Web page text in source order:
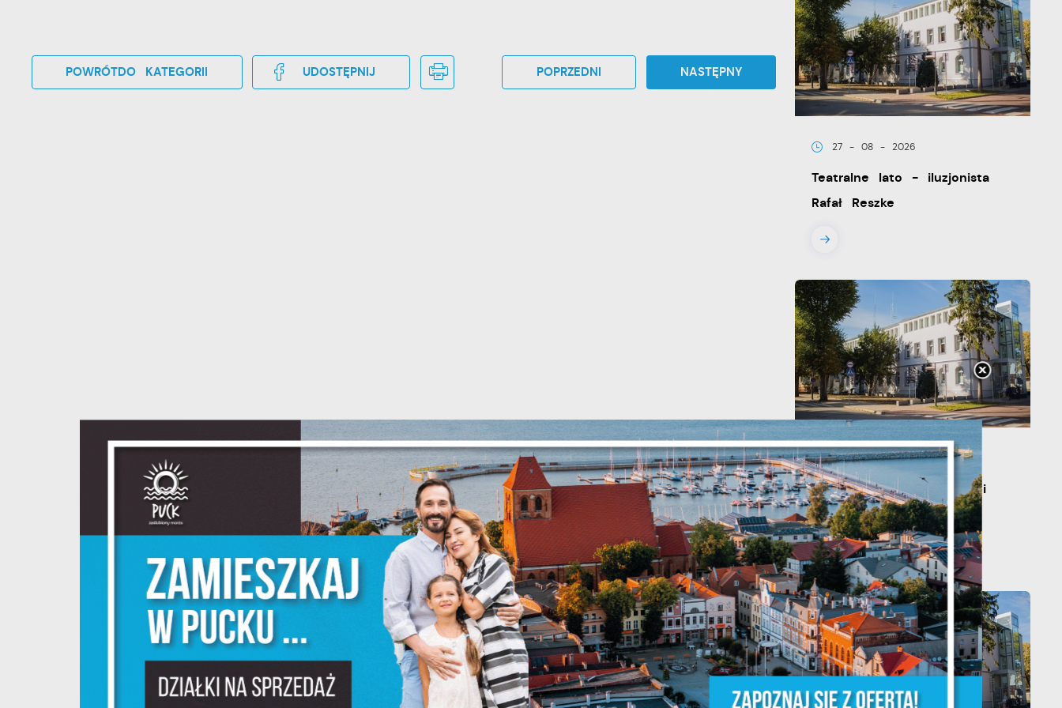
POWRÓTDO KATEGORII UDOSTĘPNIJ POPRZEDNI NASTĘPNY
27 - 08 - 2026
Teatralne lato - iluzjonista
Rafał Reszke
20 - 08 - 2026
Teatralne lato - Zdrowo i
kolorowo
Ustawienia
Szanujemy Twoją prywatność. Możesz zmienić ustawienia cookies lub
zaakceptować je wszystkie. W dowolnym momencie możesz dokonać zmiany
swoich ustawień.
Niezbędne
Niezbędne pliki cookies służą do prawidłowego funkcjonowania strony
internetowej i umożliwiają Ci komfortowe korzystanie z oferowanych przez
Pliki cookies odpowiadają na podejmowane przez Ciebie działania w celu
m.in. dostosowania Twoich ustawień preferencji prywatności, logowania czy